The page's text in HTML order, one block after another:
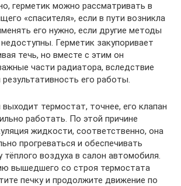
герметик можно рассматривать в
«спасителя», если в пути возникла
его нужно, если другие методы
Герметик закупоривает
течь, но вместе с этим он
части радиатора, вследствие
его работы.
термостат, точнее, его клапан
работать. По этой причине
жидкости, соответственно, она
прогреваться и обеспечивать
тёплого воздуха в салон автомобиля.
вышедшего со строя термостата
печку и продолжите движение по